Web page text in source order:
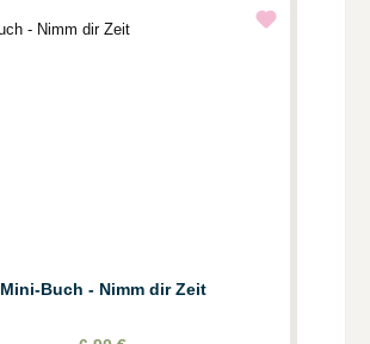
Mini-Buch - Nimm dir Zeit